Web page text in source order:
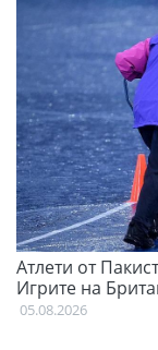
Атлети от
Игрите на
05.08.2026